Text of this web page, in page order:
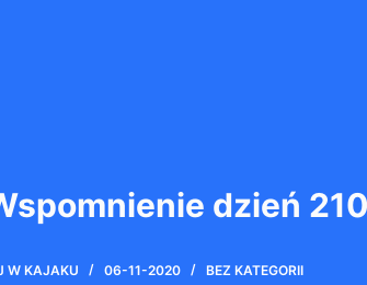
dzień 210
W KAJAKU 06-11-2020 BEZ KATEGORII